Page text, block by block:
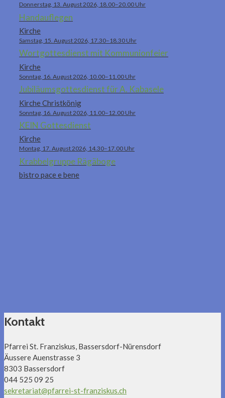
Donnerstag, 13. August 2026, 18.00–20.00 Uhr
Handauflegen
Kirche
Samstag, 15. August 2026, 17.30–18.30 Uhr
Wortgottesdienst mit Kommunionfeier
Kirche
Sonntag, 16. August 2026, 10.00–11.00 Uhr
Jubiläumsgottesdienst für A. Kabasele
Kirche Christkönig
Sonntag, 16. August 2026, 11.00–12.00 Uhr
KEIN Gottesdienst
Kirche
Montag, 17. August 2026, 14.30–17.00 Uhr
Krabbelgruppe Rägäboge
bistro pace e bene
Kontakt
Pfarrei St. Franziskus, Bassersdorf-Nürensdorf
Äussere Auenstrasse 3
8303 Bassersdorf
044 525 09 25
sekretariat@pfarrei-st-franziskus.ch